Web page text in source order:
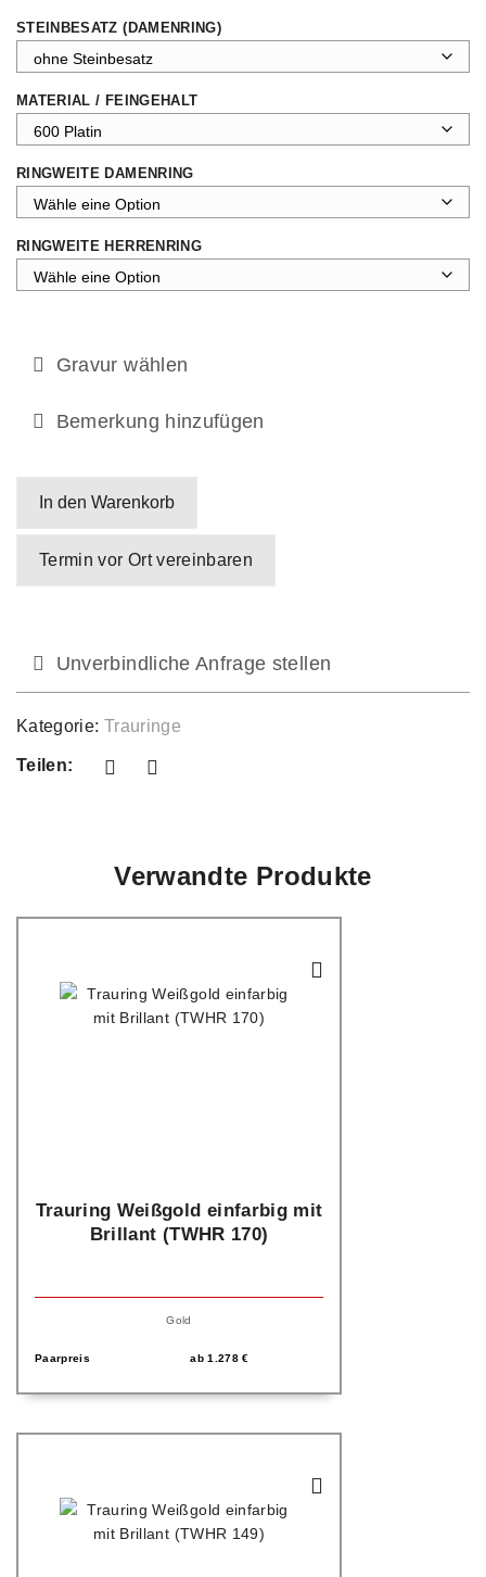
STEINBESATZ (DAMENRING)
MATERIAL / FEINGEHALT
RINGWEITE DAMENRING
RINGWEITE HERRENRING
Gravur wählen
Bemerkung hinzufügen
In den Warenkorb
Termin vor Ort vereinbaren
Unverbindliche Anfrage stellen
Kategorie: Trauringe
Teilen:
Verwandte Produkte
Trauring Weißgold einfarbig mit
Brillant (TWHR 170)
Gold
Paarpreis ab1.278€